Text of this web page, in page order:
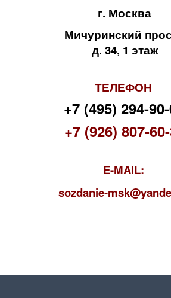
г. Москва
Мичуринский
д. 34, 1 этаж
ТЕЛЕФОН
+7 (495) 294-
+7 (926) 807-
E-MAIL:
sozdanie-